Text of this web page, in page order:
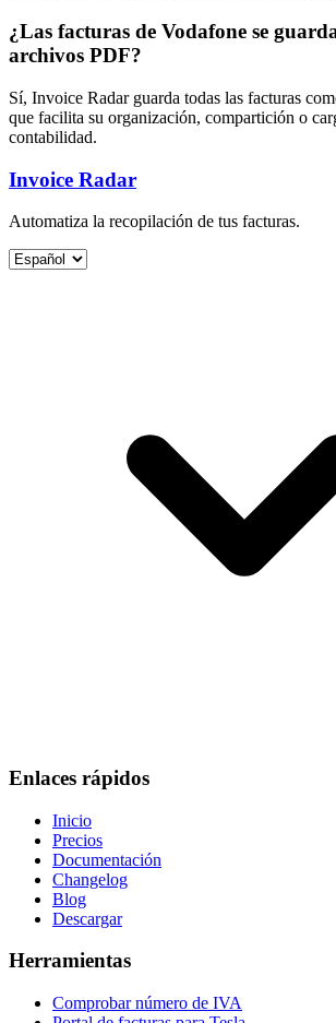
¿Las facturas de Vodafone se
archivos PDF?
Sí, Invoice Radar guarda todas las facturas
que facilita su organización, compartición o
contabilidad.
Invoice Radar
Automatiza la recopilación de tus facturas.
Enlaces rápidos
Inicio
Precios
Documentación
Changelog
Blog
Descargar
Herramientas
Comprobar número de IVA